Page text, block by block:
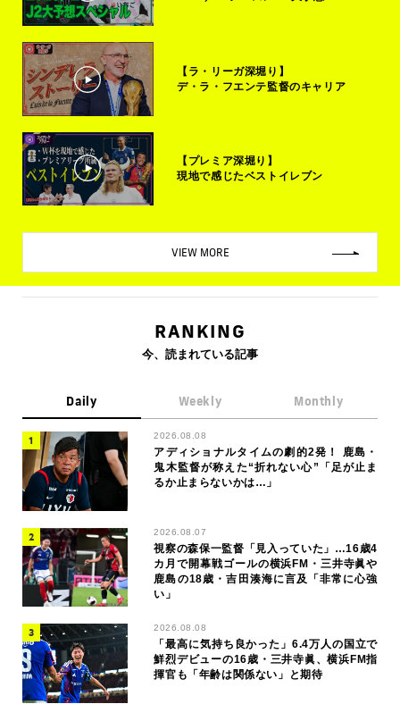
【ラ・リーガ深堀り】
デ・ラ・フエンテ監督のキャリア
【プレミア深堀り】
現地で感じたベストイレブン
VIEW MORE
RANKING
今、読まれている記事
Daily Weekly Monthly
2026.08.08
アディショナルタイムの劇的2発！ 鹿島・
鬼木監督が称えた“折れない心”「足が止ま
るか止まらないかは…」
2026.08.07
視察の森保一監督「見入っていた」…16歳4
カ月で開幕戦ゴールの横浜FM・三井寺眞や
鹿島の18歳・吉田湊海に言及「非常に心強
い」
2026.08.08
「最高に気持ち良かった」6.4万人の国立で
鮮烈デビューの16歳・三井寺眞、横浜FM指
揮官も「年齢は関係ない」と期待